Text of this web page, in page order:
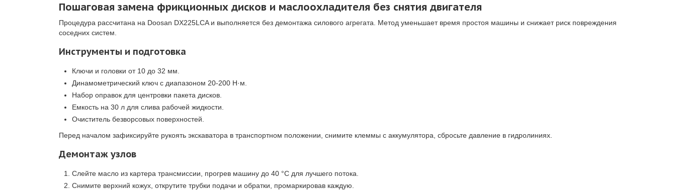
Пошаговая замена фрикционных дисков и маслоохладителя без снятия двигателя
Процедура рассчитана на Doosan DX225LCA и выполняется без демонтажа силового агрегата. Метод уменьшает время простоя машины и снижает риск повреждения
соседних систем.
Инструменты и подготовка
Ключи и головки от 10 до 32 мм.
Динамометрический ключ с диапазоном 20-200 Н·м.
Набор оправок для центровки пакета дисков.
Емкость на 30 л для слива рабочей жидкости.
Очиститель безворсовых поверхностей.
Перед началом зафиксируйте рукоять экскаватора в транспортном положении, снимите клеммы с аккумулятора, сбросьте давление в гидролиниях.
Демонтаж узлов
Слейте масло из картера трансмиссии, прогрев машину до 40 °C для лучшего потока.
Снимите верхний кожух, открутите трубки подачи и обратки, промаркировав каждую.